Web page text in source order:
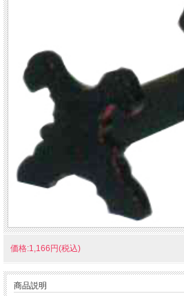
価格:1,166円(税込)
商品説明